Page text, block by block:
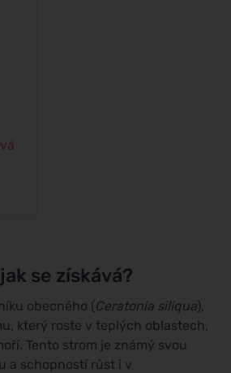
se získává?
obecného (Ceratonia siliqua),
který roste v teplých oblastech,
Tento strom je známý svou
a schopností růst i v